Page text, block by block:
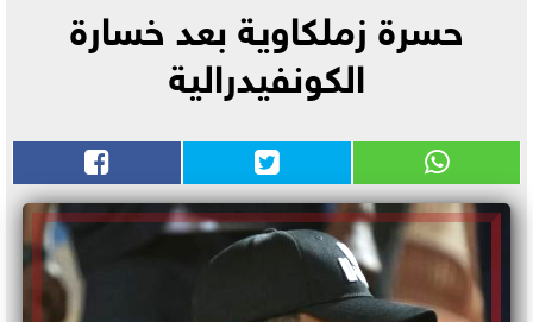
حسرة زملكاوية بعد خسارة
الكونفيدرالية